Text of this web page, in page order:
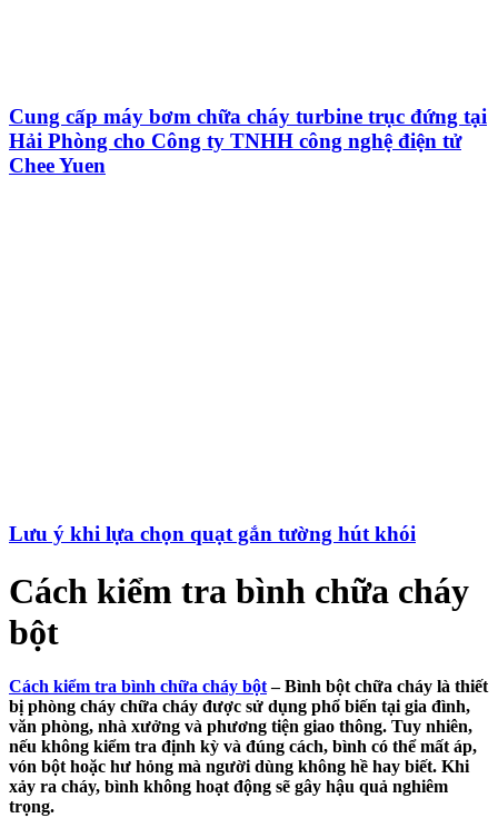
Cung cấp máy bơm chữa cháy turbine trục đứng tại
Hải Phòng cho Công ty TNHH công nghệ điện tử
Chee Yuen
Lưu ý khi lựa chọn quạt gắn tường hút khói
Cách kiểm tra bình chữa cháy
bột
Cách kiểm tra bình chữa cháy bột– Bình bột chữa cháy là thiết
bị phòng cháy chữa cháy được sử dụng phổ biến tại gia đình,
văn phòng, nhà xưởng và phương tiện giao thông. Tuy nhiên,
nếu không kiểm tra định kỳ và đúng cách, bình có thể mất áp,
vón bột hoặc hư hỏng mà người dùng không hề hay biết. Khi
xảy ra cháy, bình không hoạt động sẽ gây hậu quả nghiêm
trọng.